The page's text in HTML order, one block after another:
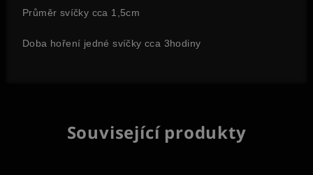
Průměr svíčky cca 1,5cm
Doba hoření jedné svíčky cca 3hodiny
Související produkty